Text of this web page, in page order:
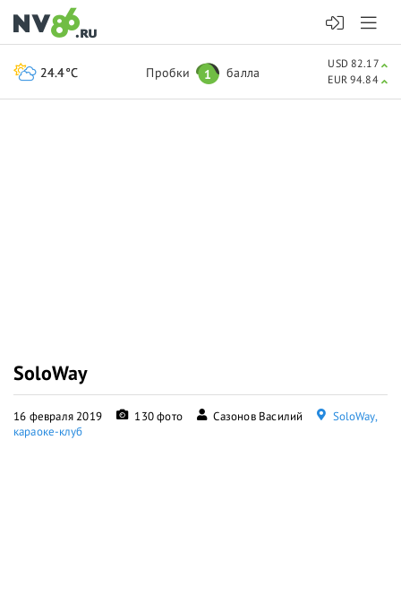
SoloWay
16 февраля 2019 130 фото Сазонов Василий
SoloWay,
караоке-клуб
24.4°C Пробки 1 балла
USD 82.17
EUR 94.84